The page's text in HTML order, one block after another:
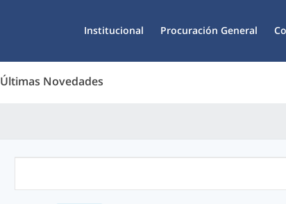
Institucional Procuración General
Últimas Novedades